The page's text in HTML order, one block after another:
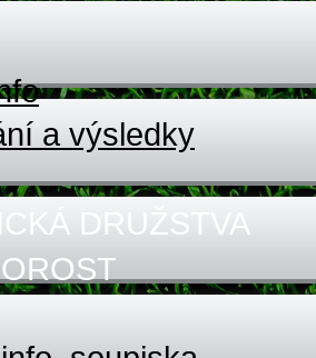
a výsledky
DRUŽSTVA